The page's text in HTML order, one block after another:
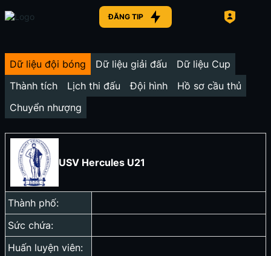
ĐĂNG TIP
Dữ liệu đội bóng Dữ liệu giải đấu
Dữ liệu Cup
Thành tích
Lịch thi đấu Đội hình
Hồ sơ cầu thủ
Chuyển nhượng
USV Hercules U21
Thành phố:
Sức chứa:
Huấn luyện viên: